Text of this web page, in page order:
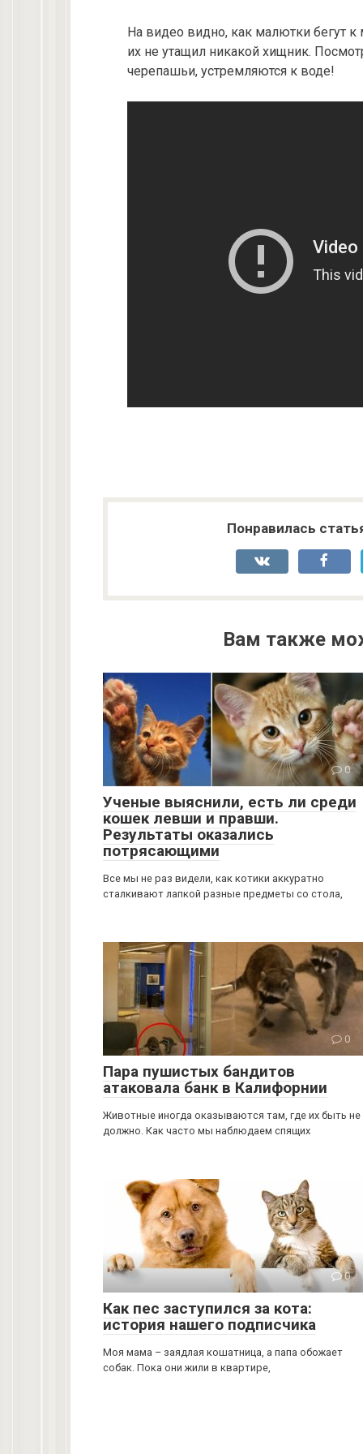
На видео видно, как малютки бегут
их не утащил никакой хищник.
черепашьи, устремляются к воде!
Понравилась
Вам также
0
Ученые выяснили, есть ли среди
кошек левши и правши.
Результаты оказались
потрясающими
Все мы не раз видели, как котики аккуратно
сталкивают лапкой разные предметы со стола,
0
Пара пушистых бандитов
атаковала банк в Калифорнии
Животные иногда оказываются там, где их быть не
должно. Как часто мы наблюдаем спящих
0
Как пес заступился за кота:
история нашего подписчика
Моя мама – заядлая кошатница, а папа обожает
собак. Пока они жили в квартире,